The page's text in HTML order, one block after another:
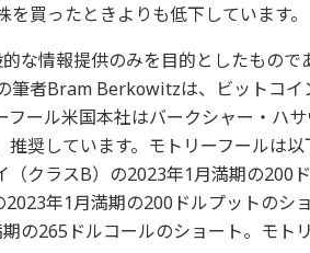
買ったときよりも低下しています。
な情報提供のみを目的としたもので
筆者Bram Berkowitzは、ビットコイ
フール米国本社はバークシャー・ハ
推奨しています。モトリーフールは
（クラスB）の2023年1月満期の200
年1月満期の200ドルプットのシ
の265ドルコールのショート。モト